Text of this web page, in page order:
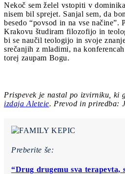
Nekoč sem želel vstopiti v
nisem bil sprejet. Sanjal sem, da
besedo “povsod in na vse načine”.
Krakovu študiram filozofijo in
bi se naučil teologijo in svoje
srečanjih z mladimi, na
torej zaupam Bogu.
Prispevek je nastal po izvirniku, ki
izdaja Aleteie. Prevod in priredba:
Preberite še:
“Drug drugemu sva terapevta,